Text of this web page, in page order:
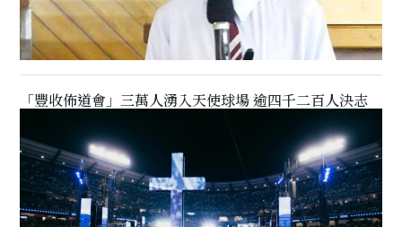
「豐收佈道會」三萬人湧入天使球場 逾四千二百人決志